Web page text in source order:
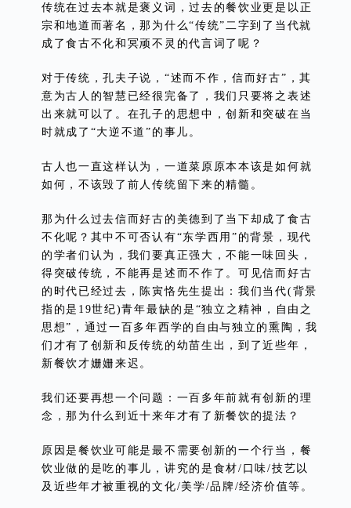
传统在过去本就是褒义词，过去的餐饮业更是以正
宗和地道而著名，那为什么“传统”二字到了当代就
成了食古不化和冥顽不灵的代言词了呢？
对于传统，孔夫子说，“述而不作，信而好古”，其
意为古人的智慧已经很完备了，我们只要将之表述
出来就可以了。在孔子的思想中，创新和突破在当
时就成了“大逆不道”的事儿。
古人也一直这样认为，一道菜原原本本该是如何就
如何，不该毁了前人传统留下来的精髓。
那为什么过去信而好古的美德到了当下却成了食古
不化呢？其中不可否认有“东学西用”的背景，现代
的学者们认为，我们要真正强大，不能一味回头，
得突破传统，不能再是述而不作了。可见信而好古
的时代已经过去，陈寅恪先生提出：我们当代(背景
指的是19世纪)青年最缺的是“独立之精神，自由之
思想”，通过一百多年西学的自由与独立的熏陶，我
们才有了创新和反传统的幼苗生出，到了近些年，
新餐饮才姗姗来迟。
我们还要再想一个问题：一百多年前就有创新的理
念，那为什么到近十来年才有了新餐饮的提法？
原因是餐饮业可能是最不需要创新的一个行当，餐
饮业做的是吃的事儿，讲究的是食材/口味/技艺以
及近些年才被重视的文化/美学/品牌/经济价值等。